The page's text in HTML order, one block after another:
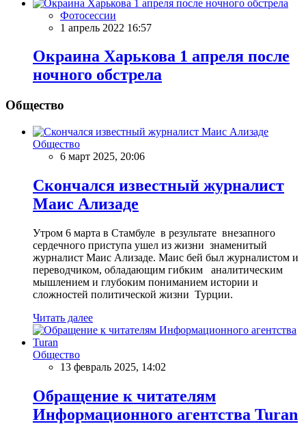
Фотосессии
1 апрель 2022 16:57
Окраина Харькова 1 апреля после
ночного обстрела
Общество
Общество
6 март 2025, 20:06
Скончался известный журналист
Маис Ализаде
Утром 6 марта в Стамбуле в результате внезапного
сердечного приступа ушел из жизни знаменитый
журналист Маис Ализаде. Маис бей был журналистом и
переводчиком, обладающим гибким аналитическим
мышлением и глубоким пониманием истории и
сложностей политической жизни Турции.
Читать далее
Общество
13 февраль 2025, 14:02
Обращение к читателям
Информационного агентства Turan